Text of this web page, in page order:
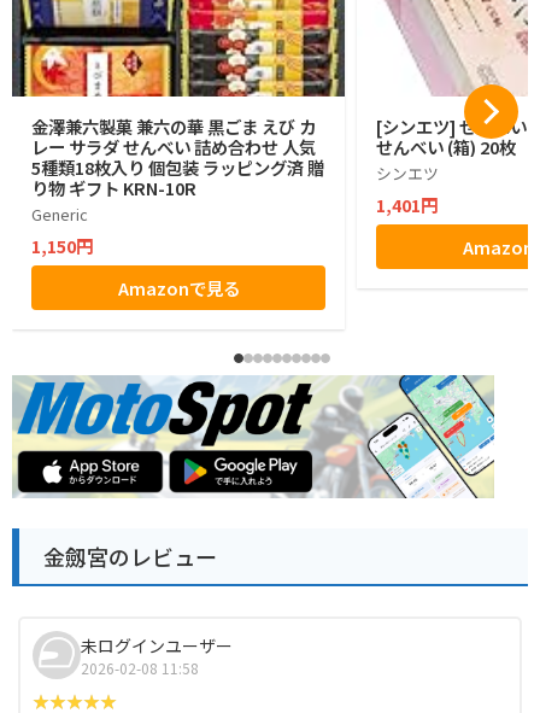
金澤兼六製菓 兼六の華 黒ごま えび カ
レー サラダ せんべい 詰め合わせ 人気
5種類18枚入り 個包装 ラッピング済 贈
り物 ギフト KRN-10R
Generic
1,150円
Amazonで見る
[シンエツ] せんべい
せんべい (箱) 20枚
シンエツ
1,401円
Amazon
金劔宮のレビュー
未ログインユーザー
2026-02-08 11:58